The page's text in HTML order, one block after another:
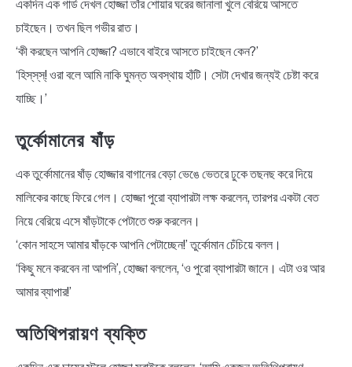
একদিন এক গার্ড দেখল হোজ্জা তাঁর শোয়ার ঘরের জানালা খুলে বেরিয়ে আসতে
চাইছেন। তখন ছিল গভীর রাত।
‘কী করছেন আপনি হোজ্জা? এভাবে বাইরে আসতে চাইছেন কেন?’
‘হিস্‌স্‌স্‌! ওরা বলে আমি নাকি ঘুমন্ত অবস্থায় হাঁটি। সেটা দেখার জন্যই চেষ্টা করে
যাচ্ছি।’
তুর্কোমানের ষাঁড়
এক তুর্কোমানের ষাঁড় হোজ্জার বাগানের বেড়া ভেঙে ভেতরে ঢুকে তছনছ করে দিয়ে
মালিকের কাছে ফিরে গেল। হোজ্জা পুরো ব্যাপারটা লক্ষ করলেন, তারপর একটা বেত
নিয়ে বেরিয়ে এসে ষাঁড়টাকে পেটাতে শুরু করলেন।
‘কোন সাহসে আমার ষাঁড়কে আপনি পেটাচ্ছেন!’ তুর্কোমান চেঁচিয়ে বলল।
‘কিছু মনে করবেন না আপনি’, হোজ্জা বললেন, ‘ও পুরো ব্যাপারটা জানে। এটা ওর আর
আমার ব্যাপার!’
অতিথিপরায়ণ ব্যক্তি